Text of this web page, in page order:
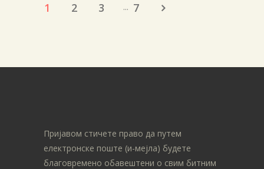
1 2 3 ... 7
Пријавом стичете право да путем
електронске поште (и-мејла) будете
благовремено обавештени о свим битним